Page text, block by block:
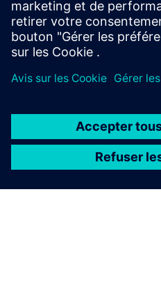
matériel, des logiciels cloud et
ses preuves dans plus de 130